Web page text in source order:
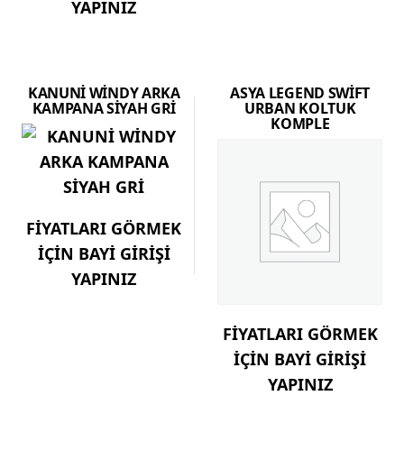
YAPINIZ
KANUNİ WİNDY ARKA
KAMPANA SİYAH GRİ
FİYATLARI GÖRMEK
İÇİN BAYİ GİRİŞİ
YAPINIZ
ASYA LEGEND SWİFT
URBAN KOLTUK
KOMPLE
FİYATLARI GÖRMEK
İÇİN BAYİ GİRİŞİ
YAPINIZ